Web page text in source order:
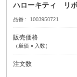
ハローキティ リ
品番 1003950721
販売価格
（単価 × 入数）
注文数